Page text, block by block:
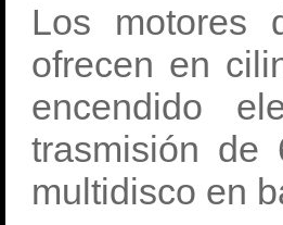
Los motores
ofrecen en
encendido
trasmisión de
multidisco en